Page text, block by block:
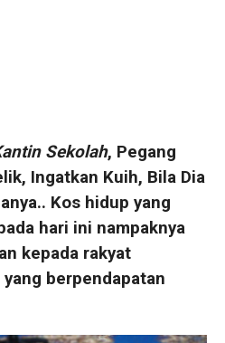
Sekolah, Pegang
Ingatkan Kuih, Bila Dia
Kos hidup yang
hari ini nampaknya
kepada rakyat
berpendapatan